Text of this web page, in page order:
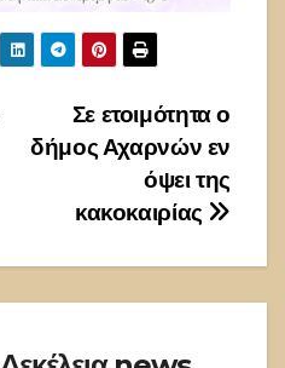
Σε ετοιμότητα ο
δήμος Αχαρνών εν
όψει της
κακοκαιρίας